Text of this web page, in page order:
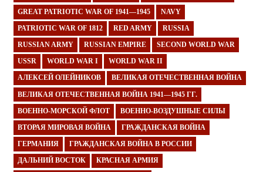
GREAT PATRIOTIC WAR OF 1941—1945 NAVY
PATRIOTIC WAR OF 1812 RED ARMY RUSSIA
RUSSIAN ARMY RUSSIAN EMPIRE SECOND WORLD WAR
USSR WORLD WAR I WORLD WAR II
АЛЕКСЕЙ ОЛЕЙНИКОВ ВЕЛИКАЯ ОТЕЧЕСТВЕННАЯ ВОЙНА
ВЕЛИКАЯ ОТЕЧЕСТВЕННАЯ ВОЙНА 1941—1945 ГГ.
ВОЕННО-МОРСКОЙ ФЛОТ ВОЕННО-ВОЗДУШНЫЕ СИЛЫ
ВТОРАЯ МИРОВАЯ ВОЙНА ГРАЖДАНСКАЯ ВОЙНА
ГЕРМАНИЯ ГРАЖДАНСКАЯ ВОЙНА В РОССИИ
ДАЛЬНИЙ ВОСТОК КРАСНАЯ АРМИЯ